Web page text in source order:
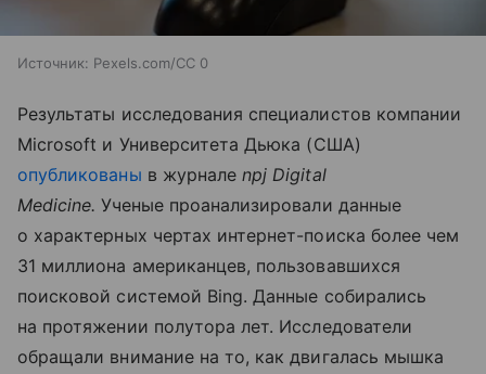
Источник: Pexels.com/CC 0
Результаты исследования специалистов компании
Microsoft и Университета Дьюка (США)
опубликованы в журналеnpj Digital
Medicine. Ученые проанализировали данные
о характерных чертах интернет-поиска более чем
31 миллиона американцев, пользовавшихся
поисковой системой Bing. Данные собирались
на протяжении полутора лет. Исследователи
обращали внимание на то, как двигалась мышка